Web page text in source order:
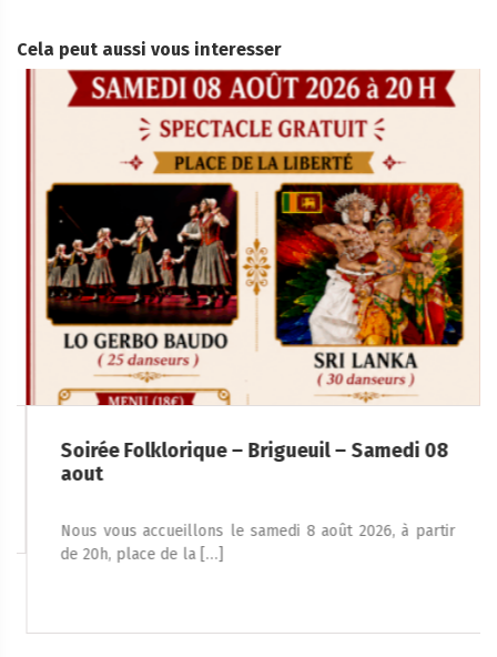
Cela peut aussi vous interesser
Soirée Folklorique – Brigueuil – Samedi 08
aout
Nous vous accueillons le samedi 8 août 2026, à partir
de 20h, place de la […]